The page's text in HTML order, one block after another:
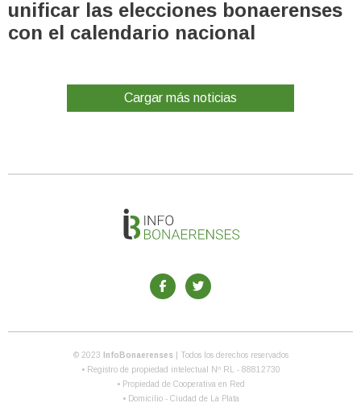
unificar las elecciones bonaerenses
con el calendario nacional
Cargar más noticias
© 2023 InfoBonaerenses
| Todos los derechos reservados
• Registro de propiedad intelectual Nº RL - 88812730
• Propiedad de Cooperativa en Red
• Domicilio - Ciudad de La Plata